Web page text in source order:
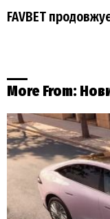
FAVBET
More From: